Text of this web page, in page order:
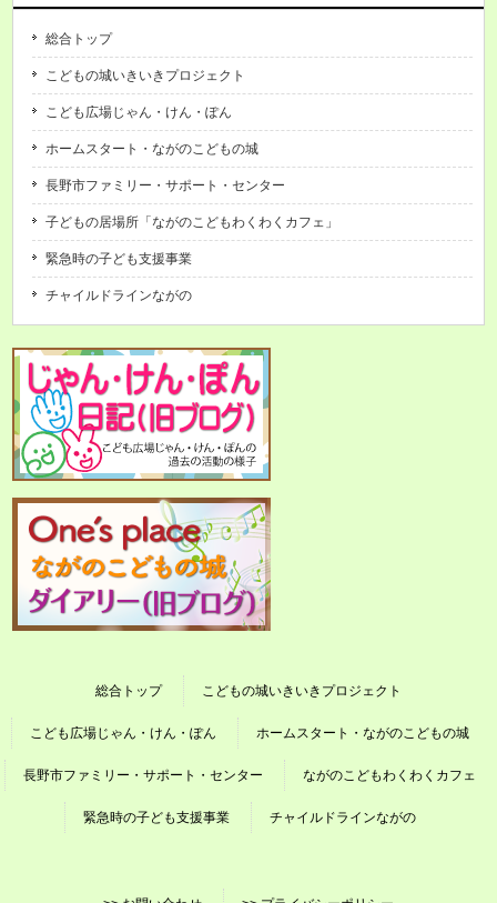
総合トップ
こどもの城いきいきプロジェクト
こども広場じゃん・けん・ぽん
ホームスタート・ながのこどもの城
長野市ファミリー・サポート・センター
子どもの居場所「ながのこどもわくわくカフェ」
緊急時の子ども支援事業
チャイルドラインながの
総合トップ こどもの城いきいきプロジェクト
こども広場じゃん・けん・ぽん ホームスタート・ながのこどもの城
長野市ファミリー・サポート・センター ながのこどもわくわくカフェ
緊急時の子ども支援事業 チャイルドラインながの